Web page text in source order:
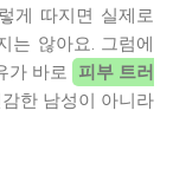
게 따지면 실제로
는 않아요. 그럼에
가 바로
피부 트러
한 남성이 아니라